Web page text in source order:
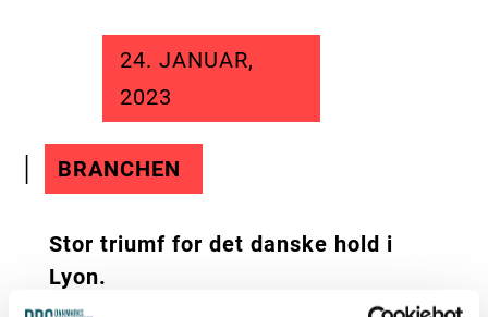
24. JANUAR,
2023
BRANCHEN
Stor triumf for det danske hold i
Lyon.